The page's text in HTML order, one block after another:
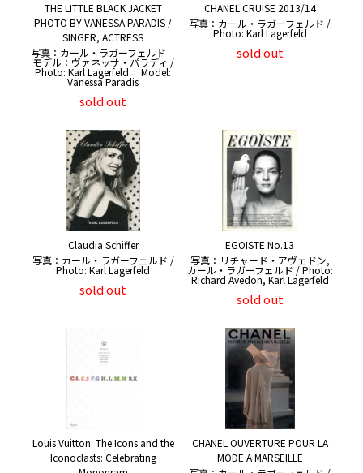
THE LITTLE BLACK JACKET
PHOTO BY VANESSA PARADIS /
SINGER, ACTRESS
写真：カール・ラガーフェルド
モデル：ヴァネッサ・パラディ /
Photo: Karl Lagerfeld Model:
Vanessa Paradis
sold out
CHANEL CRUISE 2013/14
写真：カール・ラガーフェルド /
Photo: Karl Lagerfeld
sold out
Claudia Schiffer
写真：カール・ラガーフェルド /
Photo: Karl Lagerfeld
sold out
EGOISTE No.13
写真：リチャード・アヴェドン,
カール・ラガーフェルド / Photo:
Richard Avedon, Karl Lagerfeld
sold out
Louis Vuitton: The Icons and the
Iconoclasts: Celebrating
CHANEL OUVERTURE POUR LA
MODE A MARSEILLE